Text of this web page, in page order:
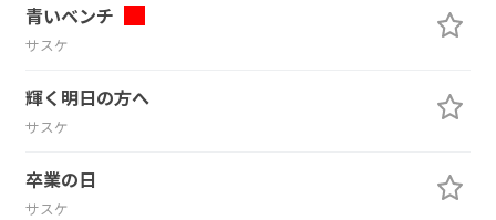
青いベンチ
サスケ
輝く明日の方へ
サスケ
卒業の日
サスケ